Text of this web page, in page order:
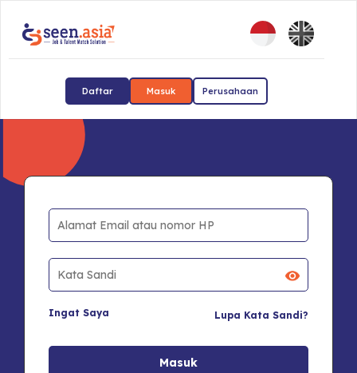
Daftar Masuk Perusahaan
Ingat Saya Lupa Kata Sandi?